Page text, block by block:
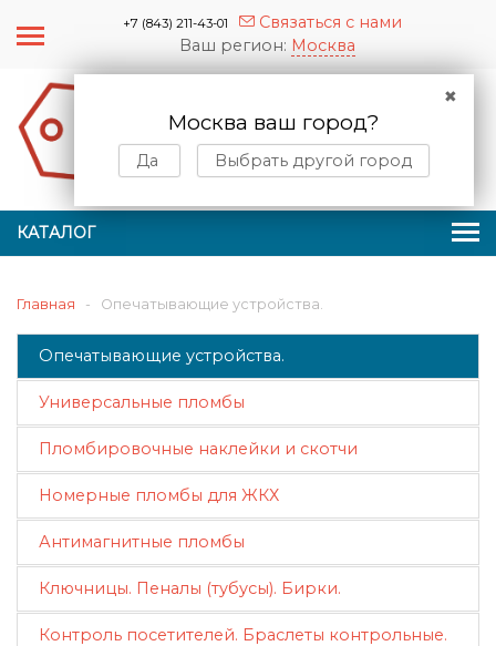
+7 (843) 211-43-01
Связаться с нами
Ваш регион: Москва
✖
Москва ваш город?
Да Выбрать другой город
КАТАЛОГ
0
Главная - Опечатывающие устройства.
Опечатывающие устройства.
Универсальные пломбы
Пломбировочные наклейки и скотчи
Номерные пломбы для ЖКХ
Антимагнитные пломбы
Ключницы. Пеналы (тубусы). Бирки.
Контроль посетителей. Браслеты контрольные.